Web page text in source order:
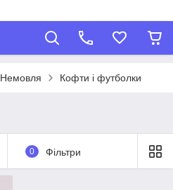
Немовля Кофти і футболки
0 Фільтри